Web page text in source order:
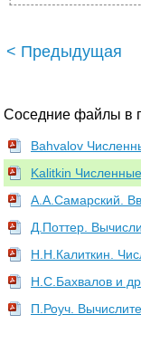
< Предыдущая
Соседние файлы в
Bahvalov
Kalitkin
А.А.Самарский.
Д.Поттер.
Н.Н.Калиткин.
Н.С.Бахвалов и
П.Роуч.